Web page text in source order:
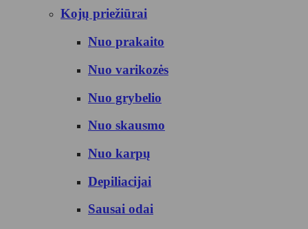
Kojų priežiūrai
Nuo prakaito
Nuo varikozės
Nuo grybelio
Nuo skausmo
Nuo karpų
Depiliacijai
Sausai odai